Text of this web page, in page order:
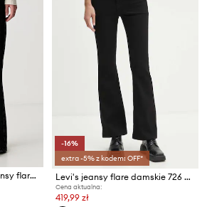
Karl Lagerfeld Jeans jeansy flare damskie
-16%
extra -5% z kodem: OFF*
Levi's jeansy flare damskie 726 HR FLARE
Cena aktualna:
419,99 zł